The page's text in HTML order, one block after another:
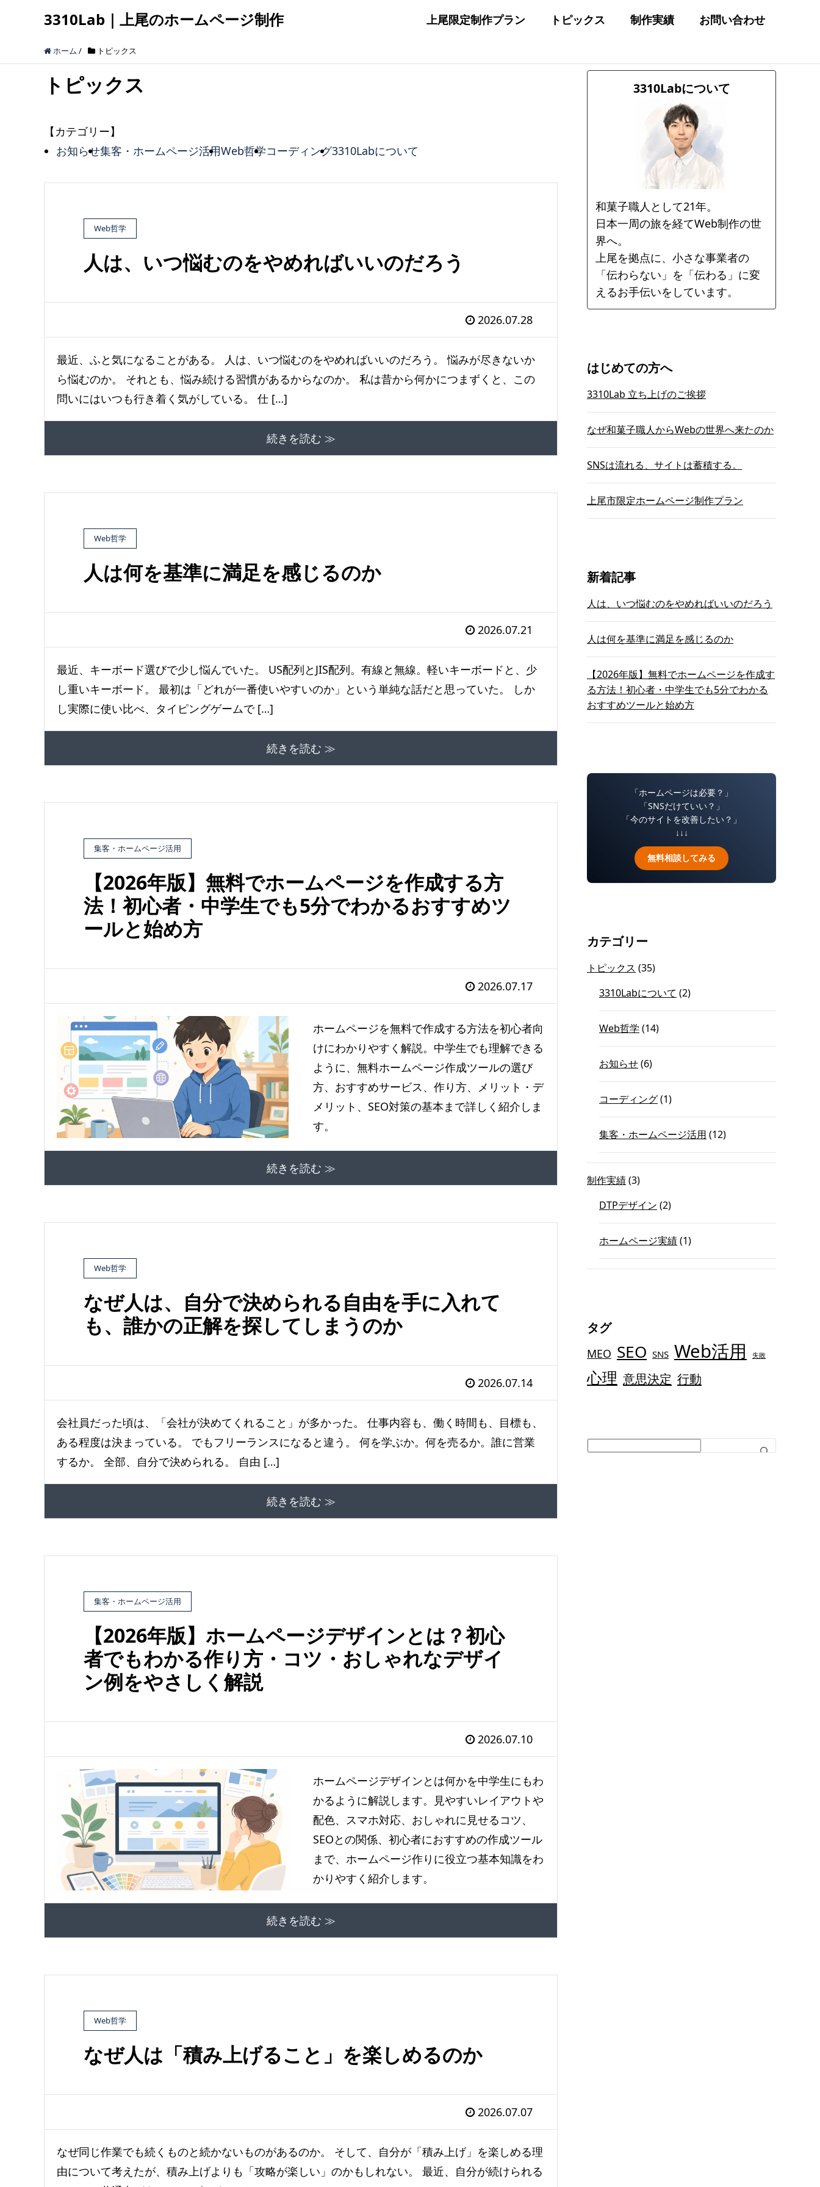
3310Lab｜上尾のホームページ制作 上尾限定制作プラン トピックス 制作実績 お問い合わせ
ホーム / トピックス
トピックス
【カテゴリー】
お知らせ集客・ホームページ活用Web哲学コーディング3310Labについて
Web哲学
人は、いつ悩むのをやめればいいのだろう
2026.07.28
最近、ふと気になることがある。 人は、いつ悩むのをやめればいいのだろう。 悩みが尽きないか
ら悩むのか。 それとも、悩み続ける習慣があるからなのか。 私は昔から何かにつまずくと、この
問いにはいつも行き着く気がしている。 仕 […]
続きを読む ≫
Web哲学
人は何を基準に満足を感じるのか
2026.07.21
最近、キーボード選びで少し悩んでいた。 US配列とJIS配列。有線と無線。軽いキーボードと、少
し重いキーボード。 最初は「どれが一番使いやすいのか」という単純な話だと思っていた。 しか
し実際に使い比べ、タイピングゲームで […]
続きを読む ≫
集客・ホームページ活用
【2026年版】無料でホームページを作成する方
法！初心者・中学生でも5分でわかるおすすめツ
ールと始め方
2026.07.17
ホームページを無料で作成する方法を初心者向
けにわかりやすく解説。中学生でも理解できる
ように、無料ホームページ作成ツールの選び
方、おすすめサービス、作り方、メリット・デ
メリット、SEO対策の基本まで詳しく紹介しま
す。
続きを読む ≫
Web哲学
なぜ人は、自分で決められる自由を手に入れて
も、誰かの正解を探してしまうのか
2026.07.14
会社員だった頃は、「会社が決めてくれること」が多かった。 仕事内容も、働く時間も、目標も、
ある程度は決まっている。 でもフリーランスになると違う。 何を学ぶか。何を売るか。誰に営業
するか。 全部、自分で決められる。 自由 […]
続きを読む ≫
集客・ホームページ活用
【2026年版】ホームページデザインとは？初心
者でもわかる作り方・コツ・おしゃれなデザイ
ン例をやさしく解説
2026.07.10
ホームページデザインとは何かを中学生にもわ
かるように解説します。見やすいレイアウトや
配色、スマホ対応、おしゃれに見せるコツ、
SEOとの関係、初心者におすすめの作成ツール
まで、ホームページ作りに役立つ基本知識をわ
かりやすく紹介します。
続きを読む ≫
Web哲学
なぜ人は「積み上げること」を楽しめるのか
2026.07.07
なぜ同じ作業でも続くものと続かないものがあるのか。 そして、自分が「積み上げ」を楽しめる理
由について考えたが、積み上げよりも「攻略が楽しい」のかもしれない。 最近、自分が続けられる
3310Labについて
和菓子職人として21年。
日本一周の旅を経てWeb制作の世
界へ。
上尾を拠点に、小さな事業者の
「伝わらない」を「伝わる」に変
えるお手伝いをしています。
はじめての方へ
3310Lab 立ち上げのご挨拶
なぜ和菓子職人からWebの世界へ来たのか
SNSは流れる、サイトは蓄積する。
上尾市限定ホームページ制作プラン
新着記事
人は、いつ悩むのをやめればいいのだろう
人は何を基準に満足を感じるのか
【2026年版】無料でホームページを作成す
る方法！初心者・中学生でも5分でわかる
おすすめツールと始め方
「ホームページは必要？」
「SNSだけていい？」
「今のサイトを改善したい？」
↓↓↓
無料相談してみる
カテゴリー
トピックス (35)
3310Labについて (2)
Web哲学 (14)
お知らせ(6)
コーディング(1)
集客・ホームページ活用 (12)
制作実績(3)
DTPデザイン (2)
ホームページ実績(1)
タグ
MEO SEO SNS Web活用 失敗
心理 意思決定 行動